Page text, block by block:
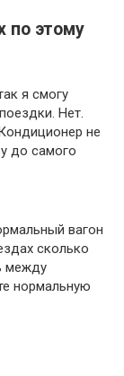
по этому
я смогу
Нет.
не
до самого
вагон
сколько
между
нормальную